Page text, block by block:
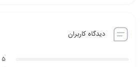
دیدگاه کاربران
5